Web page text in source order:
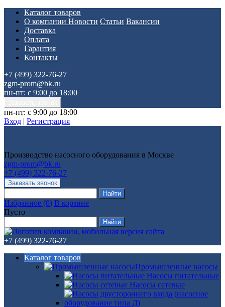
Каталог товаров
О компании Новости Статьи Вакансии
Доставка
Оплата
Гарантия
Контакты
+7 (499) 322-76-27
zgm-prom@bk.ru
пн-пт: с 9:00 до 18:00
пн-пт: с 9:00 до 18:00
Вход | Регистрация
Производство насосного оборудования в Москве
zgm-prom@bk.ru
+7 (499) 322-76-27
Избранное (0) В корзине
Пусто
+7 (499) 322-76-27
Каталог товаров
Промышленные насосы
Насосы питательные
Насосы сетевые